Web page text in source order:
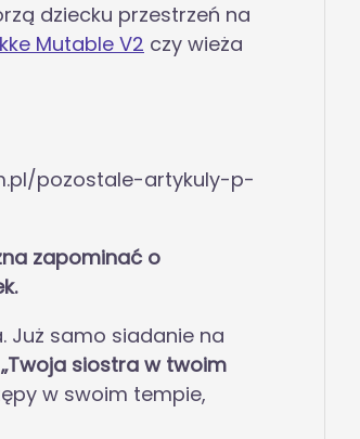
dziecku przestrzeń na
Mutable V2 czy wieża
pozostale-artykuly-p-
zapominać o
Już samo siadanie na
siostra w twoim
w swoim tempie,